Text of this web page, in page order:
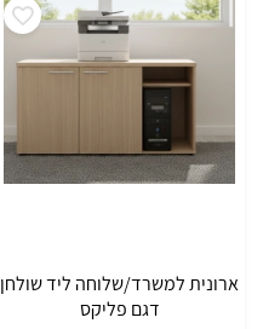
ארונית למשרד/שלוחה ליד שולחן
דגם פליקס